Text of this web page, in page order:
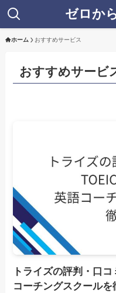
ゼロか
ホーム おすすめサービス
おすすめサービ
トライズの評判・口
コーチングスクールを